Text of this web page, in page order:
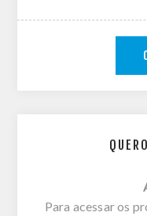
Para acessar os